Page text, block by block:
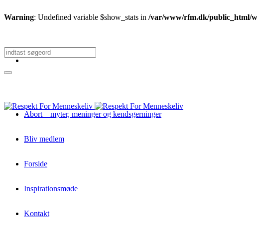
Warning: Undefined variable $show_stats in /var/www/rfm.dk/public_html/
Abort – myter, meninger og kendsgerninger
Bliv medlem
Forside
Inspirationsmøde
Kontakt